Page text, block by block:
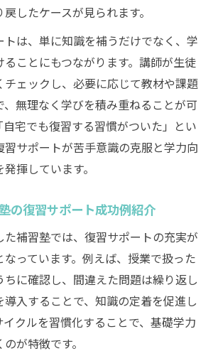
したケースが見られます。
トは、単に知識を補うだけでなく、学
ことにもつながります。講師が生徒
チェックし、必要に応じて教材や課題
、無理なく学びを積み重ねることが可
宅でも復習する習慣がついた」とい
習サポートが苦手意識の克服と学力向
揮しています。
の復習サポート成功例紹介
た補習塾では、復習サポートの充実が
っています。例えば、授業で扱った
ちに確認し、間違えた問題は繰り返し
入することで、知識の定着を促進し
イクルを習慣化することで、基礎学力
が特徴です。